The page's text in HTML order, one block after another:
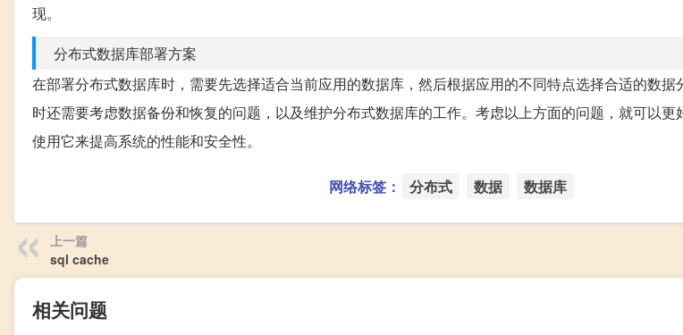
现。
分布式数据库部署方案
在部署分布式数据库时，需要先选择适合当前应用的数据库，然后根据应用的不同特点选择合适的数
时还需要考虑数据备份和恢复的问题，以及维护分布式数据库的工作。考虑以上方面的问题，就可以更
使用它来提高系统的性能和安全性。
网络标签： 分布式 数据 数据库
上一篇
sql cache
相关问题